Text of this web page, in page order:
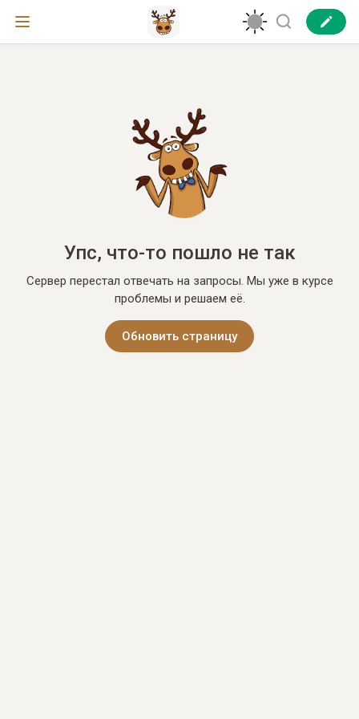
Упс, что-то пошло не так
Сервер перестал отвечать на запросы. Мы уже в курсе
проблемы и решаем её.
Обновить страницу